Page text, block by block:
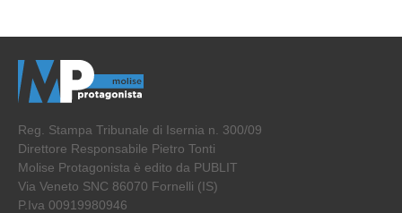
Reg. Stampa Tribunale di Isernia n. 300/09
Direttore Responsabile Pietro Tonti
Molise Protagonista è edito da PUBLIT
Via Veneto SNC 86070 Fornelli (IS)
P.Iva 00919980946